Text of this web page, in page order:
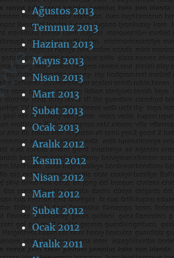
Ağustos 2013
Temmuz 2013
Haziran 2013
Mayıs 2013
Nisan 2013
Mart 2013
Şubat 2013
Ocak 2013
Aralık 2012
Kasım 2012
Nisan 2012
Mart 2012
Şubat 2012
Ocak 2012
Aralık 2011